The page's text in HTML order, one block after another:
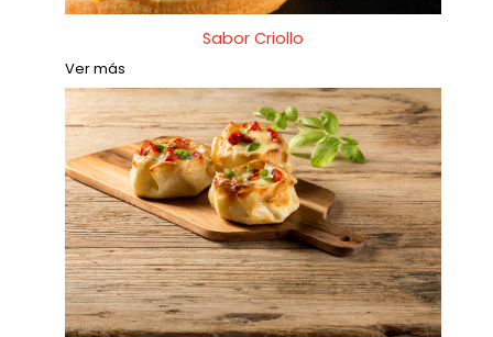
Sabor Criollo
Ver más